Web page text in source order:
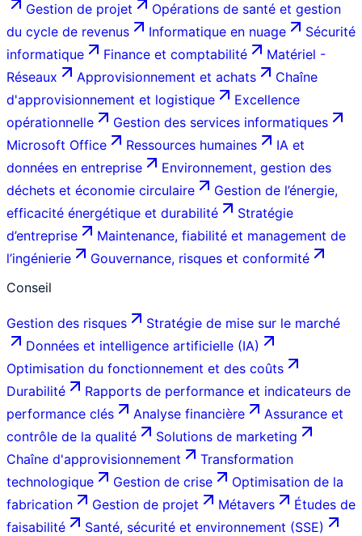
Gestion de projet
Opérations de santé et gestion
du cycle de revenus
Informatique en nuage
Sécurité
informatique
Finance et comptabilité
Matériel -
Réseaux
Approvisionnement et achats
Chaîne
d'approvisionnement et logistique
Excellence
opérationnelle
Gestion des services informatiques
Microsoft Office
Ressources humaines
IA et
données en entreprise
Environnement, gestion des
déchets et économie circulaire
Gestion de l’énergie,
efficacité énergétique et durabilité
Stratégie
d’entreprise
Maintenance, fiabilité et management de
l’ingénierie
Gouvernance, risques et conformité
Conseil
Gestion des risques
Stratégie de mise sur le marché
Données et intelligence artificielle (IA)
Optimisation du fonctionnement et des coûts
Durabilité
Rapports de performance et indicateurs de
performance clés
Analyse financière
Assurance et
contrôle de la qualité
Solutions de marketing
Chaîne d'approvisionnement
Transformation
technologique
Gestion de crise
Optimisation de la
fabrication
Gestion de projet Métavers
Études de
faisabilité
Santé, sécurité et environnement (SSE)